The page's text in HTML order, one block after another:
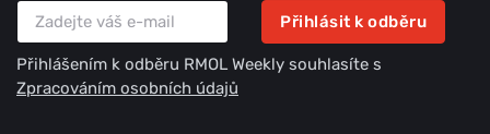
Přihlásit k odběru
Přihlášením k odběru RMOL Weekly souhlasíte s
Zpracováním osobních údajů